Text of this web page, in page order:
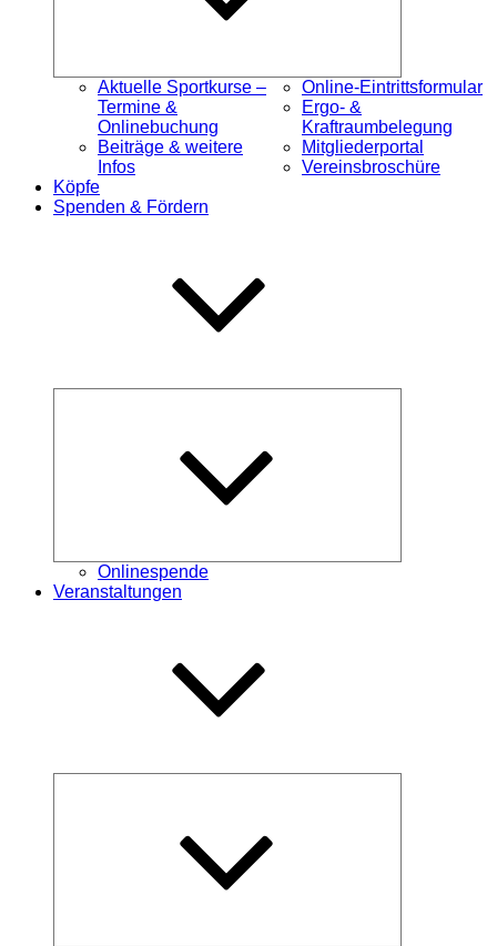
Aktuelle Sportkurse –
Termine &
Onlinebuchung
Beiträge & weitere
Infos
Online-Eintrittsformular
Ergo- &
Kraftraumbelegung
Mitgliederportal
Vereinsbroschüre
Köpfe
Spenden & Fördern
Onlinespende
Veranstaltungen